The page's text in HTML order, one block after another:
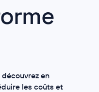
en
les coûts et